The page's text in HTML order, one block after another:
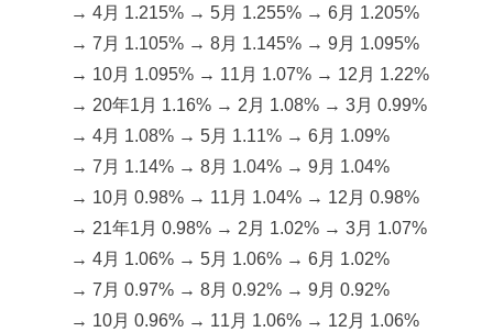
→ 4月 1.215% → 5月 1.255% → 6月 1.205%
→ 7月 1.105% → 8月 1.145% → 9月 1.095%
→ 10月 1.095% → 11月 1.07% → 12月 1.22%
→ 20年1月 1.16% → 2月 1.08% → 3月 0.99%
→ 4月 1.08% → 5月 1.11% → 6月 1.09%
→ 7月 1.14% → 8月 1.04% → 9月 1.04%
→ 10月 0.98% → 11月 1.04% → 12月 0.98%
→ 21年1月 0.98% → 2月 1.02% → 3月 1.07%
→ 4月 1.06% → 5月 1.06% → 6月 1.02%
→ 7月 0.97% → 8月 0.92% → 9月 0.92%
→ 10月 0.96% → 11月 1.06% → 12月 1.06%